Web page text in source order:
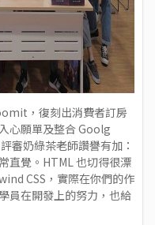
，復刻出消費者訂房
心願單及整合 Goolg
審奶綠茶老師讚譽有加：
直覺。HTML 也切得很漂
CSS，實際在你們的作
員在開發上的努力，也給